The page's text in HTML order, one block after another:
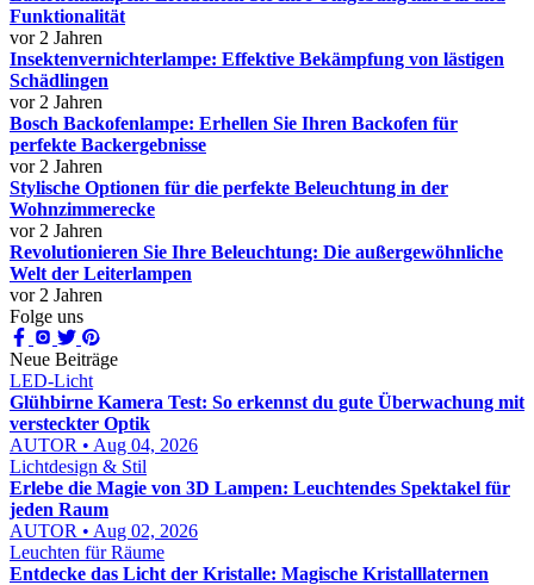
Funktionalität
vor 2 Jahren
Insektenvernichterlampe: Effektive Bekämpfung von lästigen
Schädlingen
vor 2 Jahren
Bosch Backofenlampe: Erhellen Sie Ihren Backofen für
perfekte Backergebnisse
vor 2 Jahren
Stylische Optionen für die perfekte Beleuchtung in der
Wohnzimmerecke
vor 2 Jahren
Revolutionieren Sie Ihre Beleuchtung: Die außergewöhnliche
Welt der Leiterlampen
vor 2 Jahren
Folge uns
Neue Beiträge
LED-Licht
Glühbirne Kamera Test: So erkennst du gute Überwachung mit
versteckter Optik
AUTOR • Aug 04, 2026
Lichtdesign & Stil
Erlebe die Magie von 3D Lampen: Leuchtendes Spektakel für
jeden Raum
AUTOR • Aug 02, 2026
Leuchten für Räume
Entdecke das Licht der Kristalle: Magische Kristalllaternen